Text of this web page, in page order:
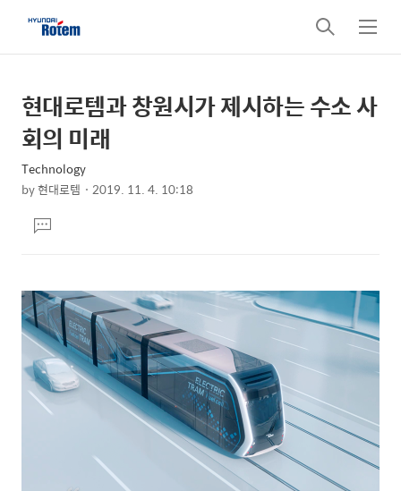
검
색
메
뉴
상
세
텐
본
문
제
목
현대로템과 창원시가 제시하는 수소 사
회의 미래
Technology
by현대로템 2019. 11. 4. 10:18
문댓
글